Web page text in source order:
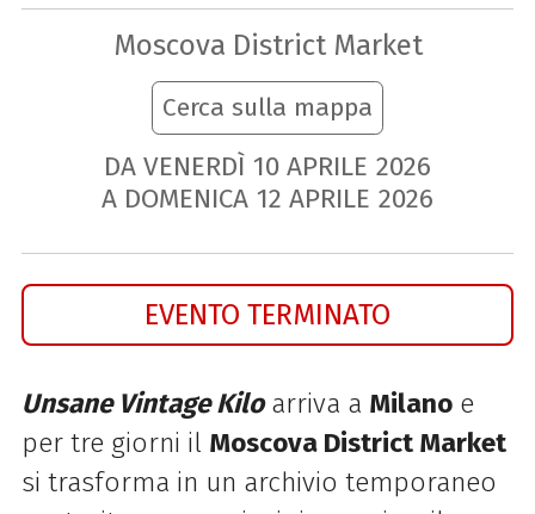
Moscova District Market
Cerca sulla mappa
DA VENERDÌ 10 APRILE 2026
A DOMENICA 12 APRILE 2026
EVENTO TERMINATO
Unsane Vintage Kiloarriva a Milanoe
per tre giorni il Moscova District Market
si trasforma in un archivio temporaneo